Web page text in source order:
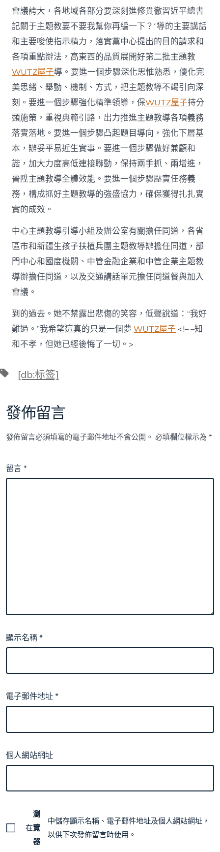
惟
主
題
教
導
任
務
推
動
會
召
開
求
九
宮
格
交
流
–
中
網〉
中
會議誇大，各地域各部分要深刻進修貫徹習近平總書
記關于主題教要不要我幫你再編一下？”導的主要講話
和主要唆使指示精力，落實黨中心提出的目的請求和
各項重點辦法，高東西的品質展開好第二批主題教
WUTZ屋子導。要進一個步驟深化思惟熟悉，優化完
美思緒、舉動、機制、方式，把主題教導不竭引向深
刻。要進一個步驟強化精準領導，保WUTZ屋子持分
類施策，重視典範引路，出力推進主題教導各項義務
落實落地。要進一個步驟凸起題目導向，強化下層基
本，辦妥平易近生實事。要進一個步驟做好兼顧和
諧，加大力度高低連接聯動，保持兩手抓、兩增進，
晉陞主題教導全體效能。要進一個步驟壓實任務義
務，構成抓好主題教導的強盛協力，確保獲得扎扎實
實的成效。
中心主題教導引導小組及辦公室有關擔任同道，各省
區市和新疆生孩子扶植兵團主題教導辦擔任同道，部
門中心和國度機關、中管金融企業和中管企業主題教
導辦擔任同道，以及交通講話單元擔任同道餐與加入
會議。
到的過去。她不禁露出悲傷的笑容，低聲說道：“我好
難過。”我希望這真的只是一個夢WUTZ屋子 <!– –知
和不孝，但她已經後悔了一切。>
標 [db:标签]
發佈留言
發佈留言必須填寫的電子郵件地址不會公開。 必填欄位標示為*
留言*
顯示名稱*
電子郵件地址*
個人網站網址
在
瀏
覽
器
中儲存顯示名稱、電子郵件地址及個人網站網址，
以供下次發佈留言時使用。